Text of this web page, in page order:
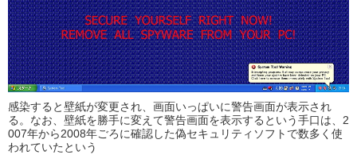
感染すると壁紙が変更され、画面いっぱいに警告画面が表示され
る。なお、壁紙を勝手に変えて警告画面を表示するという手口は、2
007年から2008年ごろに確認した偽セキュリティソフトで数多く使
われていたという